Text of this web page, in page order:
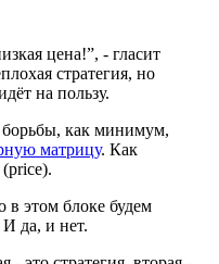
цена!”, - гласит
стратегия, но
на пользу.
как минимум,
матрицу. Как
в этом блоке будем
И да, и нет.